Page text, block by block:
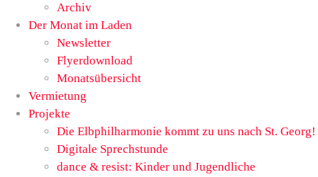
Archiv
Der Monat im Laden
Newsletter
Flyerdownload
Monatsübersicht
Vermietung
Projekte
Die Elbphilharmonie kommt zu uns nach St. Georg!
Digitale Sprechstunde
dance & resist: Kinder und Jugendliche